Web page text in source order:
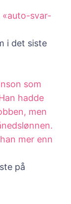
«auto-svar-
i det siste
som
hadde
men
mer enn
på